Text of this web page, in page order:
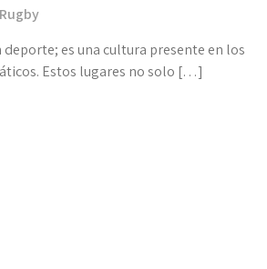
Rugby
deporte; es una cultura presente en los
Estos lugares no solo […]